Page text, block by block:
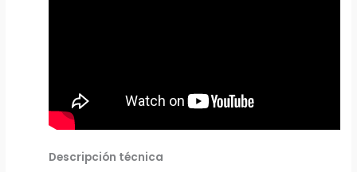
Descripción técnica